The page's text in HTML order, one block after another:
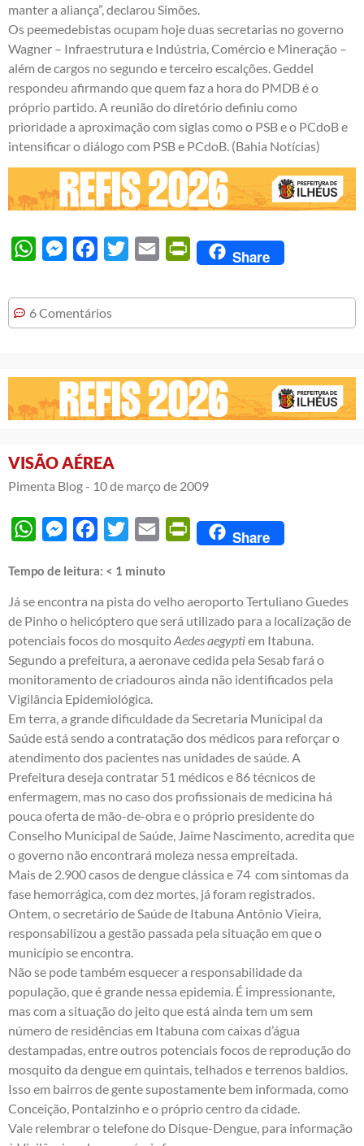
manter a aliança”, declarou Simões.
Os peemedebistas ocupam hoje duas secretarias no governo
Wagner – Infraestrutura e Indústria, Comércio e Mineração –
além de cargos no segundo e terceiro escalções. Geddel
respondeu afirmando que quem faz a hora do PMDB é o
próprio partido. A reunião do diretório definiu como
prioridade a aproximação com siglas como o PSB e o PCdoB e
intensificar o diálogo com PSB e PCdoB. (Bahia Notícias)
WhatsAppMessengerFacebook
Twitter Email PrintFriendly
Share
6 Comentários
VISÃO AÉREA
Pimenta Blog - 10 de março de 2009
WhatsAppMessengerFacebook
Twitter Email PrintFriendly
Share
Tempo de leitura: < 1 minuto
Já se encontra na pista do velho aeroporto Tertuliano Guedes
de Pinho o helicóptero que será utilizado para a localização de
potenciais focos do mosquitoAedes aegyptiem Itabuna.
Segundo a prefeitura, a aeronave cedida pela Sesab fará o
monitoramento de criadouros ainda não identificados pela
Vigilância Epidemiológica.
Em terra, a grande dificuldade da Secretaria Municipal da
Saúde está sendo a contratação dos médicos para reforçar o
atendimento dos pacientes nas unidades de saúde. A
Prefeitura deseja contratar 51 médicos e 86 técnicos de
enfermagem, mas no caso dos profissionais de medicina há
pouca oferta de mão-de-obra e o próprio presidente do
Conselho Municipal de Saúde, Jaime Nascimento, acredita que
o governo não encontrará moleza nessa empreitada.
Mais de 2.900 casos de dengue clássica e 74 com sintomas da
fase hemorrágica, com dez mortes, já foram registrados.
Ontem, o secretário de Saúde de Itabuna Antônio Vieira,
responsabilizou a gestão passada pela situação em que o
município se encontra.
Não se pode também esquecer a responsabilidade da
população, que é grande nessa epidemia. É impressionante,
mas com a situação do jeito que está ainda tem um sem
número de residências em Itabuna com caixas d’água
destampadas, entre outros potenciais focos de reprodução do
mosquito da dengue em quintais, telhados e terrenos baldios.
Isso em bairros de gente supostamente bem informada, como
Conceição, Pontalzinho e o próprio centro da cidade.
Vale relembrar o telefone do Disque-Dengue, para informação